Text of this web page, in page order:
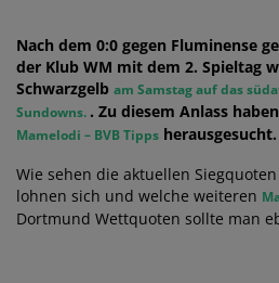
Nach dem 0:0 gegen Fluminense
der Klub WM mit dem 2. Spieltag
Schwarzgelb am Samstag auf das
Sundowns. . Zu diesem Anlass
Mamelodi – BVB Tipps herausgesucht.
Wie sehen die aktuellen
lohnen sich und welche weiteren
Dortmund Wettquoten sollte man